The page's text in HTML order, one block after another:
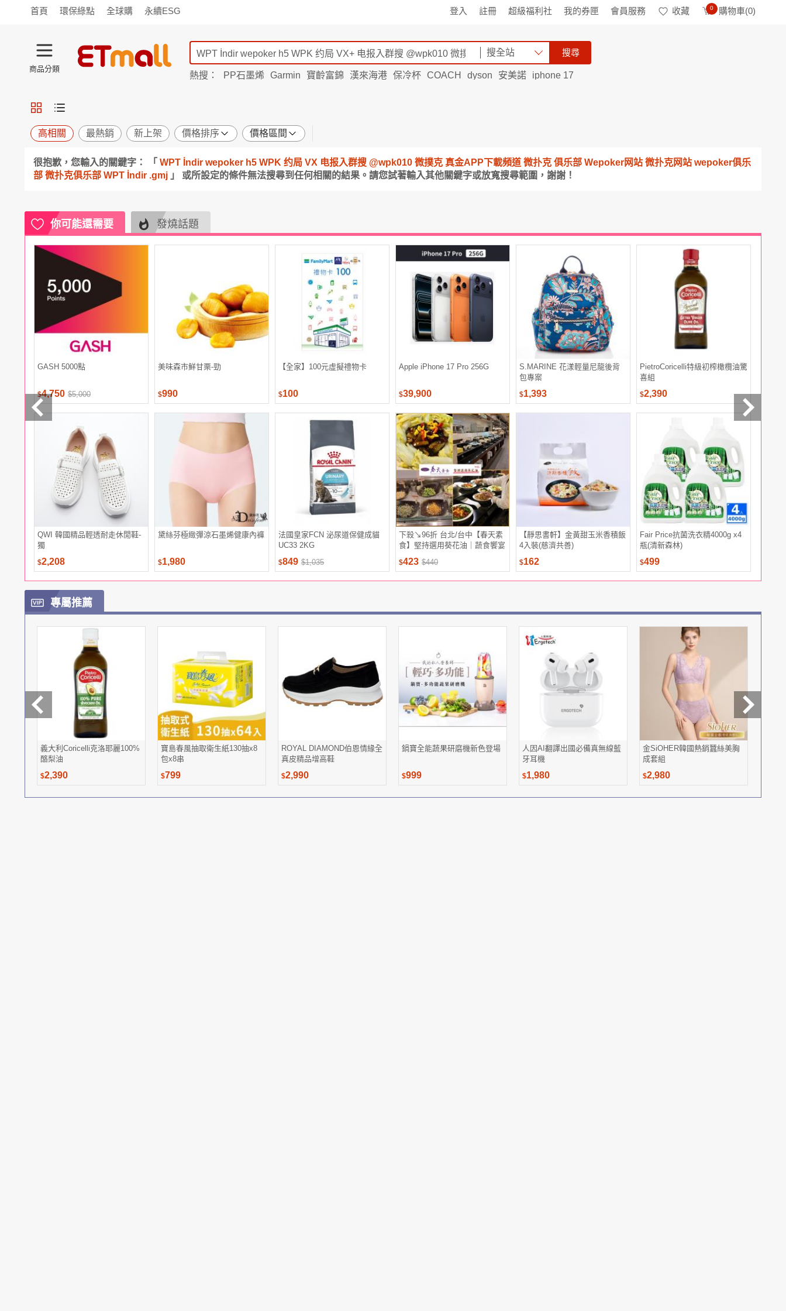
首頁 環保綠點 全球購 永續ESG 登入 註冊 超級福利社 我的券匣 會員服務 收藏 0 購物車(0)
商品分類
旅遊
寵物
保健
用品 機能
窈窕
日用
紙品 清潔
口腔
鍋具
杯瓶 廚衛
休閒
寢具
家具 收納
宗教
Apple
小米 手機平板
穿戴
家電
電視
電玩
耳機
保養
彩妝 美髮
搜全站 搜尋
熱搜： PP石墨烯 Garmin 寶齡富錦 漢來海港 保冷杯 COACH dyson 安美諾
iphone 17
高相關 最熱銷 新上架 價格排序 價格區間
很抱歉，您輸入的關鍵字： 「 WPT İndir wepoker h5 WPK 约局 VX 电报入群搜 @wpk010 微撲克 真金APP下載頻道 微扑克 俱乐部 Wepoker网站 微扑克网站 wepoker俱乐
部 微扑克俱乐部 WPT İndir .gmj 」 或所設定的條件無法搜尋到任何相關的結果。請您試著輸入其他關鍵字或放寬搜尋範圍，謝謝！
你可能還需要 發燒話題
GASH 5000點
$4,750 $5,000
美味森市鮮甘栗-勁
$990
【全家】100元虛擬禮物卡
$100
Apple iPhone 17 Pro 256G
$39,900
S.MARINE 花漾輕量尼龍後背
包專案
$1,393
PietroCoricelli特級初榨橄欖油驚
喜組
$2,390
QWI 韓國精品輕透耐走休閒鞋-
獨
$2,208
黛絲芬極緻彈涼石墨烯健康內褲
$1,980
法國皇家FCN 泌尿道保健成貓
UC33 2KG
$849 $1,035
下殺↘96折 台北/台中【春天素
食】堅持選用葵花油｜蔬食饗宴
吃到飽下午茶單人券(平假日適
用)M0
$423 $440
【靜思書軒】金黃甜玉米香積飯
4入裝(慈濟共善)
$162
Fair Price抗菌洗衣精4000g x4
瓶(清新森林)
$499
$
專屬推薦
義大利Coricelli克洛耶麗100%
酪梨油
$2,390
寶島春風抽取衛生紙130抽x8
包x8串
$799
ROYAL DIAMOND伯恩情緣全
真皮精品增高鞋
$2,990
鍋寶全能蔬果研磨機新色登場
$999
人因AI翻譯出國必備真無線藍
牙耳機
$1,980
金SiOHER韓國熱銷蠶絲美胸
成套組
$2,980